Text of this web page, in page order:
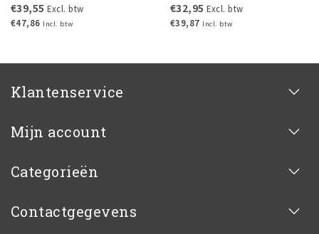
€39,55 Excl. btw
€47,86 Incl. btw
€32,95 Excl. btw
€39,87 Incl. btw
Klantenservice
Mijn account
Categorieën
Contactgegevens